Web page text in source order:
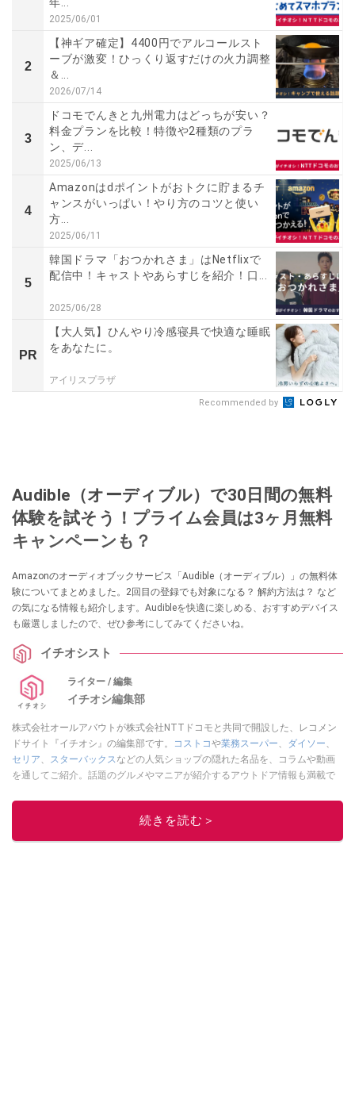
2025/06/01
2
【神ギア確定】4400円でアルコールスト
ーブが激変！ひっくり返すだけの火力調整
＆...
2026/07/14
3
ドコモでんきと九州電力はどっちが安い？
料金プランを比較！特徴や2種類のプラ
ン、デ...
2025/06/13
4
Amazonはdポイントがおトクに貯まるチ
ャンスがいっぱい！やり方のコツと使い
方...
2025/06/11
5
韓国ドラマ「おつかれさま」はNetflixで
配信中！キャストやあらすじを紹介！口...
2025/06/28
PR
【大人気】ひんやり冷感寝具で快適な睡眠
をあなたに。
アイリスプラザ
Recommended by
Audible（オーディブル）で30日間の無料
体験を試そう！プライム会員は3ヶ月無料
キャンペーンも？
Amazonのオーディオブックサービス「Audible（オーディブル）」の無料体
験についてまとめました。2回目の登録でも対象になる？ 解約方法は？ など
の気になる情報も紹介します。Audibleを快適に楽しめる、おすすめデバイス
も厳選しましたので、ぜひ参考にしてみてくださいね。
イチオシスト
ライター / 編集
イチオシ編集部
株式会社オールアバウトが株式会社NTTドコモと共同で開設した、レコメン
ドサイト『イチオシ』の編集部です。
コストコや業務スーパー ダイソー
セリア
スターバックス などの人気ショップの隠れた名品を、コラムや動画
を通してご紹介。話題のグルメやマニアが紹介するアウトドア情報も満載で
レビューしています。毎日トレンド情報をお届けしているので、ぜひ
してください！続きを読む＞